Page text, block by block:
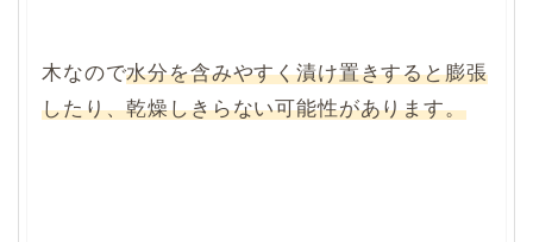
木なので水分を含みやすく漬け置きすると膨張
したり、乾燥しきらない可能性があります。